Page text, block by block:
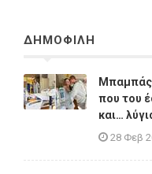
ΔΗΜΟΦΙΛΗ
Μπαμπάς
που του
και…
28 Φεβ